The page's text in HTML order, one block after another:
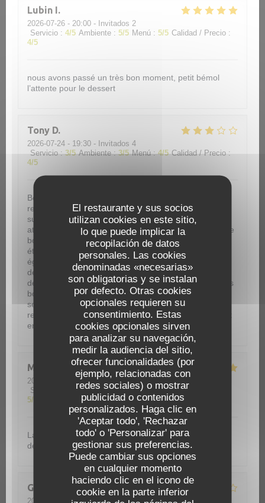
El restaurante y sus socios
utilizan cookies en este sitio,
lo que puede implicar la
recopilación de datos
personales. Las cookies
denominadas «necesarias»
son obligatorias y se instalan
por defecto. Otras cookies
opcionales requieren su
consentimiento. Estas
cookies opcionales sirven
para analizar su navegación,
medir la audiencia del sitio,
ofrecer funcionalidades (por
ejemplo, relacionadas con
redes sociales) o mostrar
publicidad o contenidos
personalizados. Haga clic en
'Aceptar todo', 'Rechazar
todo' o 'Personalizar' para
gestionar sus preferencias.
Puede cambiar sus opciones
en cualquier momento
haciendo clic en el icono de
cookie en la parte inferior
Lubin I
2026-07-26 - 20:00 - Invitados 2
Servicio : 4/5 Ambiente : 5/5 Menú : 5/5 Calidad / Precio :
4/5
nous avons passé un très bon moment, petit bémol
l’attente pour le dessert
Tony D
2026-07-24 - 19:30 - Invitados 4
Servicio: 3/5 Ambiente: 3/5 Menú: 4/5 Calidad / Precio :
4/5
Bonjour , nous avons aimé venir manger dans votre
restaurant ce 24 juillet. Cependant , nous aurions été
super content si il aurait été possible d'avoir une petite
attention pour l anniversaire de notre fille de 9 ans, une
bougie ou une petite déco sur la glace aurait vraiment
été un plus pour nous . Nous avons été surpris
également par la planche du WC qui ne tenait pas lors
de notre visite. C'est un détail qui ne change en rien le
délice que nous avons mangé car votre cuisine est très
bonne et le dressage des assiettes est très joli ! Les
serveurs étaient très aimables et souriant. La seul
remarque à ajouter serait que notre table était souvent
encombrée.
Martine
2026-07-19
- 12:30 - Invitados 3
Servicio
Ambiente: 5/5 Menú: 5/5 Calidad / Precio
5/5
La possibilité de choisir du riz ou des pâtes a la place
des frites La salade très bien préparée
Guyot
2026-07-10
- 12:30 - Invitados 3
Le Gardian